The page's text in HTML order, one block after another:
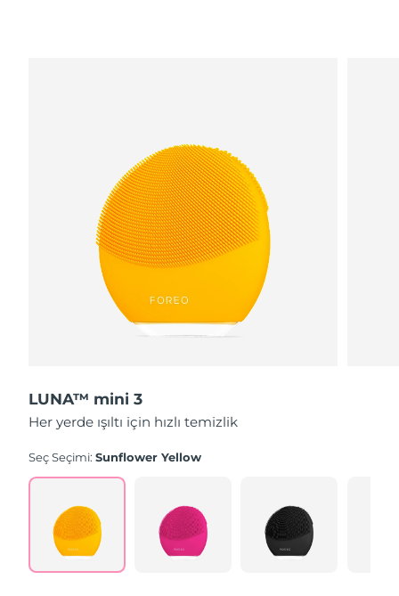
LUNA™ mini 3
Her yerde ışıltı için hızlı temizlik
Seç Seçimi:Sunflower Yellow